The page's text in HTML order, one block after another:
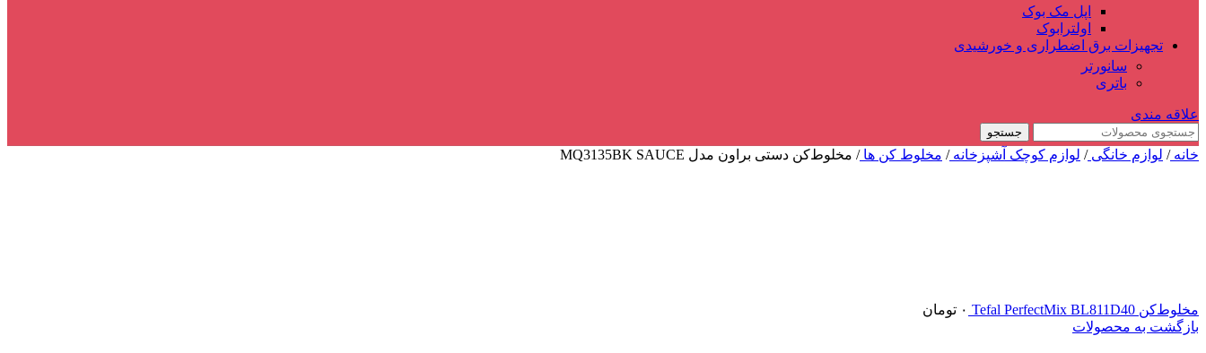
اپل مک بوک
اولترابوک
تجهیزات برق اضطراری و خورشیدی
سانورتر
باتری
علاقه مندی
جستجو
خانه/ لوازم خانگی/ لوازم کوچک آشپزخانه/ مخلوط کن ها/ مخلوط‌کن دستی براون مدل MQ3135BK SAUCE
مخلوط‌کن Tefal PerfectMix BL811D40 ۰ تومان
بازگشت به محصولات